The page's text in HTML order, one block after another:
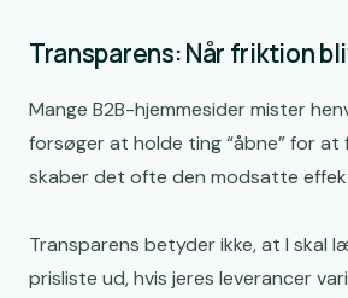
Transparens: Når friktion
Mange B2B-hjemmesider mister
forsøger at holde ting “åbne” for at
skaber det ofte den modsatte
Transparens betyder ikke, at I skal
prisliste ud, hvis jeres leverancer